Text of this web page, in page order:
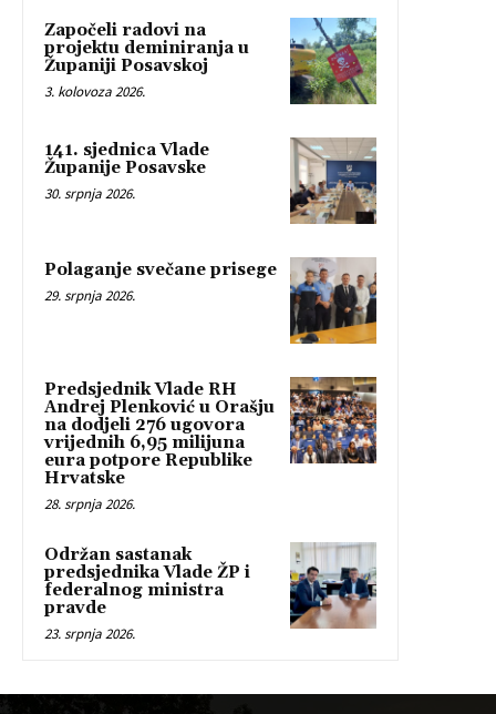
Započeli radovi na
projektu deminiranja u
Županiji Posavskoj
3. kolovoza 2026.
141. sjednica Vlade
Županije Posavske
30. srpnja 2026.
Polaganje svečane prisege
29. srpnja 2026.
Predsjednik Vlade RH
Andrej Plenković u Orašju
na dodjeli 276 ugovora
vrijednih 6,95 milijuna
eura potpore Republike
Hrvatske
28. srpnja 2026.
Održan sastanak
predsjednika Vlade ŽP i
federalnog ministra
pravde
23. srpnja 2026.